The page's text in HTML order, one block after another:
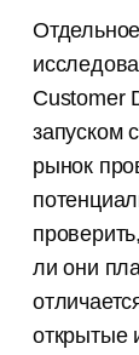
Customer
запуском
рынок
ли они
открытые
и
и
за 8